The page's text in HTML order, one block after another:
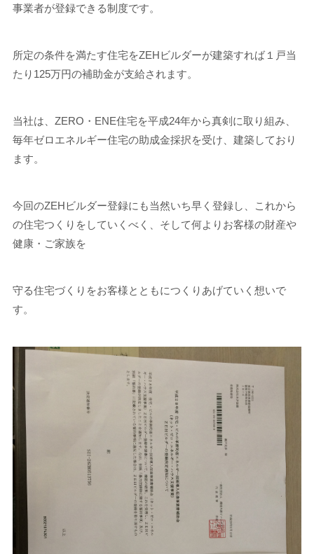
事業者が登録できる制度です。
所定の条件を満たす住宅をZEHビルダーが建築すれば１戸当
たり125万円の補助金が支給されます。
当社は、ZERO・ENE住宅を平成24年から真剣に取り組み、
毎年ゼロエネルギー住宅の助成金採択を受け、建築しており
ます。
今回のZEHビルダー登録にも当然いち早く登録し、これから
の住宅つくりをしていくべく、そして何よりお客様の財産や
健康・ご家族を
守る住宅づくりをお客様とともにつくりあげていく想いで
す。